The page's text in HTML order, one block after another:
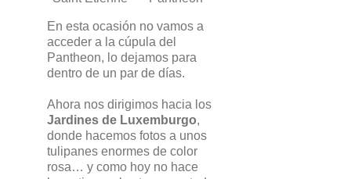
En esta ocasión no vamos a
acceder a la cúpula del
Pantheon, lo dejamos para
dentro de un par de días.
Ahora nos dirigimos hacia los
Jardines de Luxemburgo,
donde hacemos fotos a unos
tulipanes enormes de color
rosa… y como hoy no hace